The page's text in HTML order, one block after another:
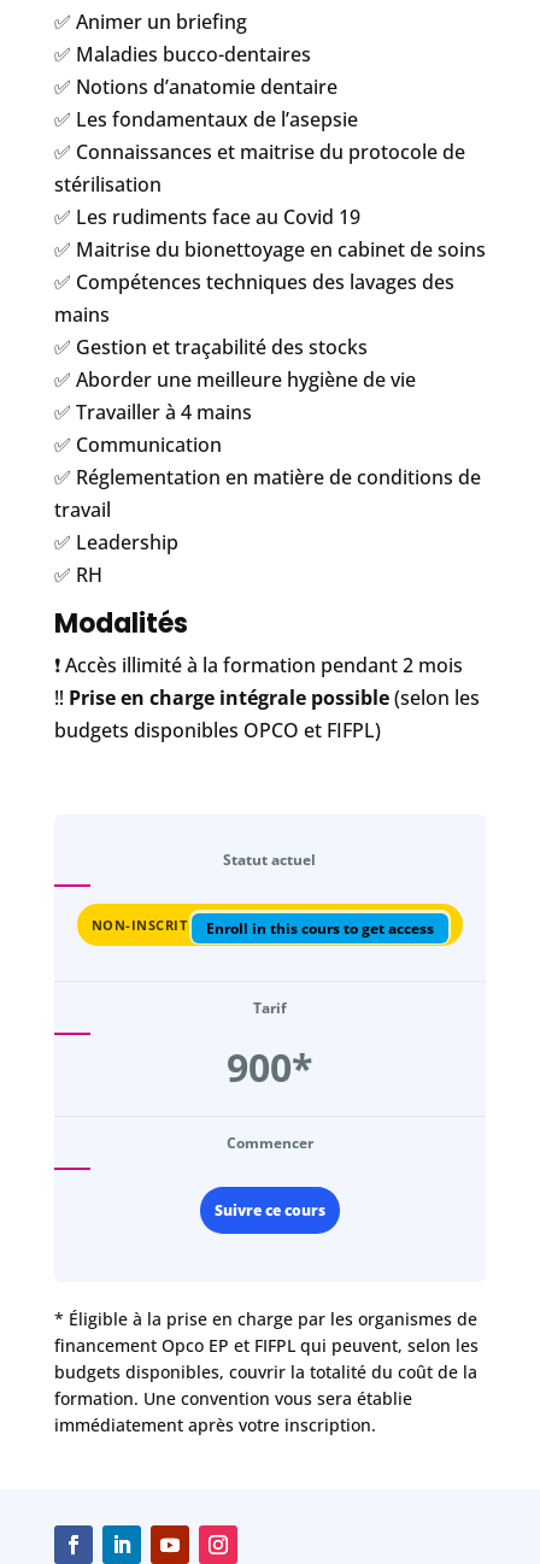
✅ Animer un briefing
✅ Maladies bucco-dentaires
✅ Notions d’anatomie dentaire
✅ Les fondamentaux de l’asepsie
✅ Connaissances et maitrise du protocole de
stérilisation
✅ Les rudiments face au Covid 19
✅ Maitrise du bionettoyage en cabinet de soins
✅ Compétences techniques des lavages des
mains
✅ Gestion et traçabilité des stocks
✅ Aborder une meilleure hygiène de vie
✅ Travailler à 4 mains
✅ Communication
✅ Réglementation en matière de conditions de
travail
✅ Leadership
✅ RH
Modalités
❗️ Accès illimité à la formation pendant 2 mois
‼️ Prise en charge intégrale possible(selon les
budgets disponibles OPCO et FIFPL)
Statut actuel
NON-INSCRIT Enroll in this cours to get access
Tarif
900*
Commencer
Suivre ce cours
* Éligible à la prise en charge par les organismes de
financement Opco EP et FIFPL qui peuvent, selon les
budgets disponibles, couvrir la totalité du coût de la
formation. Une convention vous sera établie
immédiatement après votre inscription.